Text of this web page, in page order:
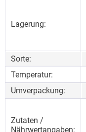
Lagerung:
Sorte:
Temperatur:
Umverpackung:
Zutaten /
Nährwertangaben: